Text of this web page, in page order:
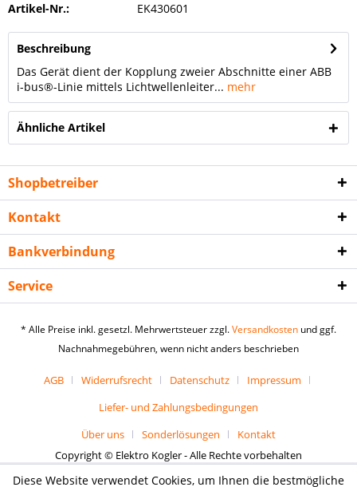
Artikel-Nr.: EK430601
Beschreibung
Das Gerät dient der Kopplung zweier Abschnitte einer ABB
i-bus®-Linie mittels Lichtwellenleiter... mehr
Ähnliche Artikel
Shopbetreiber
Kontakt
Bankverbindung
Service
* Alle Preise inkl. gesetzl. Mehrwertsteuer zzgl.Versandkosten und ggf.
Nachnahmegebühren, wenn nicht anders beschrieben
AGB Widerrufsrecht Datenschutz
Impressum
Liefer- und Zahlungsbedingungen
Über uns
Sonderlösungen
Kontakt
Copyright © Elektro Kogler - Alle Rechte vorbehalten
Diese Website verwendet Cookies, um Ihnen die bestmögliche